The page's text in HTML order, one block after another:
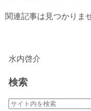
関連記事は見つかりま
水内啓介
検索